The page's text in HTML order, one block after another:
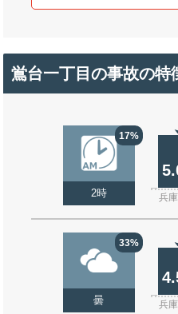
鴬台一丁目の事故の特
17%
2時 兵
33%
曇 兵